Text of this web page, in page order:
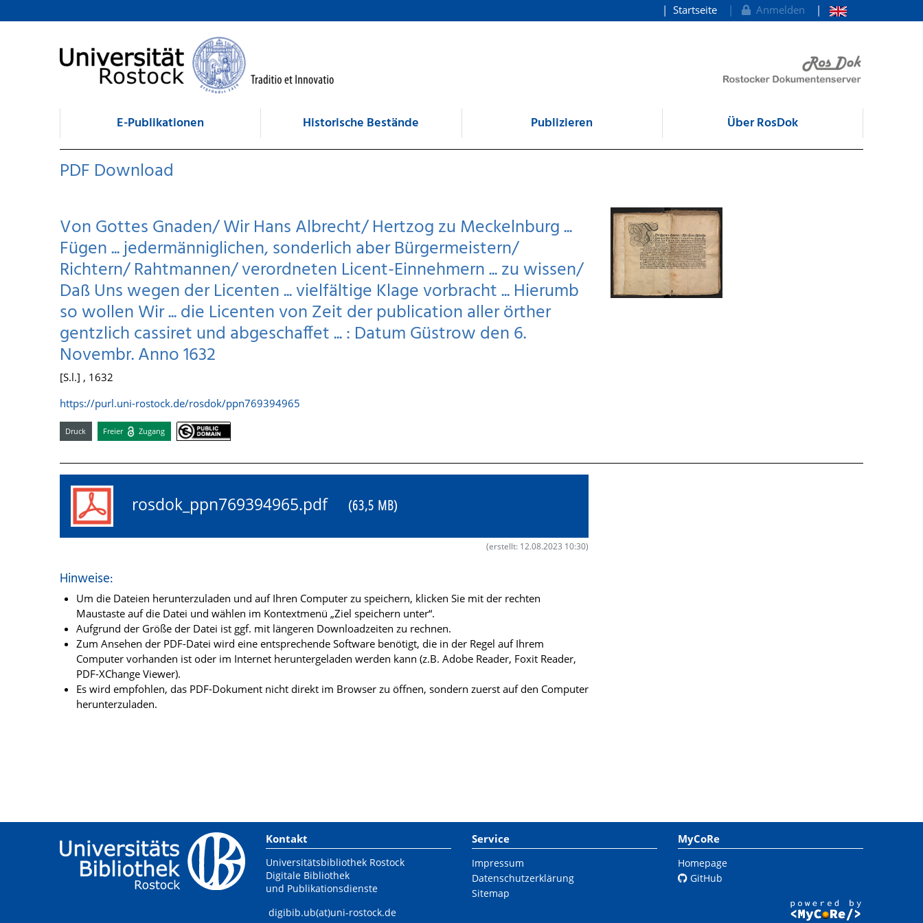
zum Inhalt
Startseite Anmelden
E-Publikationen Historische Bestände Publizieren Über RosDok
PDF Download
Von Gottes Gnaden/ Wir Hans Albrecht/ Hertzog zu Meckelnburg ...
Fügen ... jedermänniglichen, sonderlich aber Bürgermeistern/
Richtern/ Rahtmannen/ verordneten Licent-Einnehmern ... zu wissen/
Daß Uns wegen der Licenten ... vielfältige Klage vorbracht ... Hierumb
so wollen Wir ... die Licenten von Zeit der publication aller örther
gentzlich cassiret und abgeschaffet ... : Datum Güstrow den 6.
Novembr. Anno 1632
[S.l.] , 1632
https://purl.uni-rostock.de/rosdok/ppn769394965
Druck Freier Zugang
rosdok_ppn769394965.pdf (63,5 MB)
(erstellt: 12.08.2023 10:30)
Hinweise:
Um die Dateien herunterzuladen und auf Ihren Computer zu speichern, klicken Sie mit der rechten
Maustaste auf die Datei und wählen im Kontextmenü „Ziel speichern unter“.
Aufgrund der Größe der Datei ist ggf. mit längeren Downloadzeiten zu rechnen.
Zum Ansehen der PDF-Datei wird eine entsprechende Software benötigt, die in der Regel auf Ihrem
Computer vorhanden ist oder im Internet heruntergeladen werden kann (z.B. Adobe Reader, Foxit Reader,
PDF-XChange Viewer).
Es wird empfohlen, das PDF-Dokument nicht direkt im Browser zu öffnen, sondern zuerst auf den Computer
herunterzuladen.
Kontakt
Universitätsbibliothek Rostock
Digitale Bibliothek
und Publikationsdienste
digibib.ub(at)uni-rostock.de
Service
Impressum
Datenschutzerklärung
Sitemap
MyCoRe
Homepage
GitHub